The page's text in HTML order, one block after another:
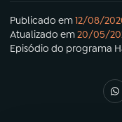
Publicado em12/08/
Atualizado em20/05/
Episódio do programa